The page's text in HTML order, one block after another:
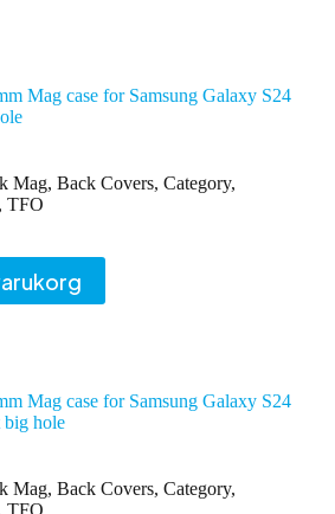
Mag case for Samsung Galaxy S24
Mag, Back Covers, Category,
, TFO
Mag case for Samsung Galaxy S24
big hole
Mag, Back Covers, Category,
, TFO